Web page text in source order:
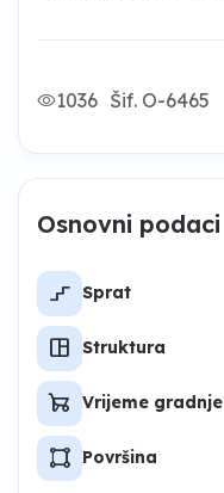
1036 Šif. O-6465
Osnovni podaci
stairs_2 Sprat
space_dashboard Struktura
garden_cart Vrijeme gradnje
activity_zone Površina